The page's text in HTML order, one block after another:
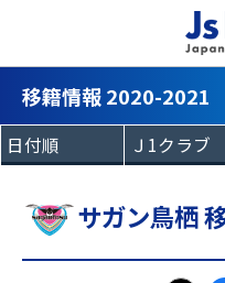
移籍情報 2020-2021
サガン鳥栖